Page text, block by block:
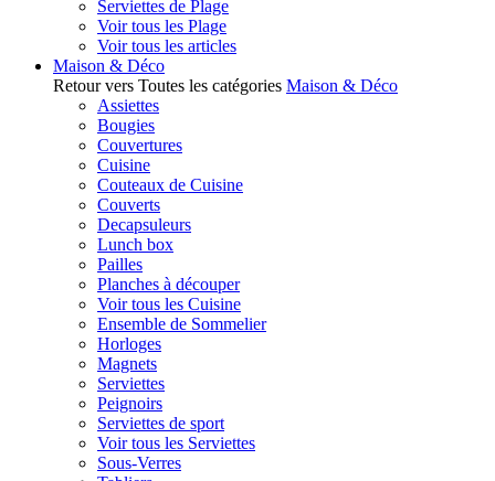
Serviettes de Plage
Voir tous les Plage
Voir tous les articles
Maison & Déco
Retour vers Toutes les catégories Maison & Déco
Assiettes
Bougies
Couvertures
Cuisine
Couteaux de Cuisine
Couverts
Decapsuleurs
Lunch box
Pailles
Planches à découper
Voir tous les Cuisine
Ensemble de Sommelier
Horloges
Magnets
Serviettes
Peignoirs
Serviettes de sport
Voir tous les Serviettes
Sous-Verres